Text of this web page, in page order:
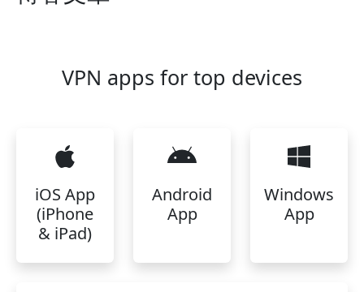
VPN apps for top devices
iOS App
(iPhone
& iPad)
Android
App
Windows
App